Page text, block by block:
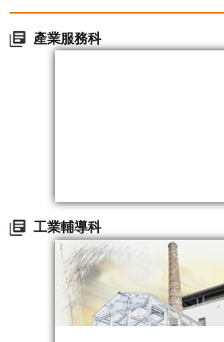
產業服務科
工業輔導科